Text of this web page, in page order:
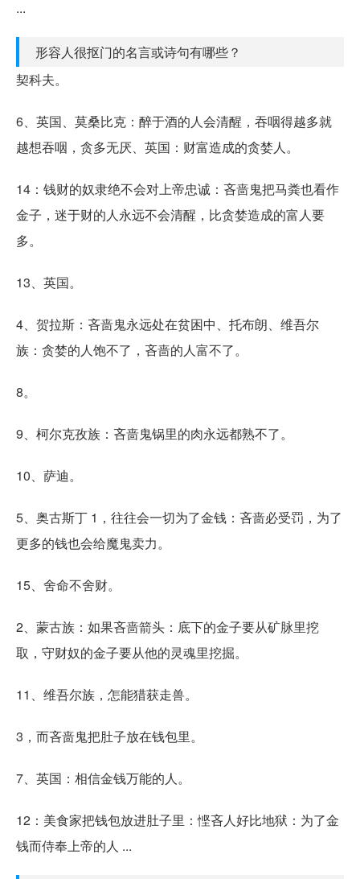
...
形容人很抠门的名言或诗句有哪些？
契科夫。
6、英国、莫桑比克：醉于酒的人会清醒，吞咽得越多就
越想吞咽，贪多无厌、英国：财富造成的贪婪人。
14：钱财的奴隶绝不会对上帝忠诚：吝啬鬼把马粪也看作
金子，迷于财的人永远不会清醒，比贪婪造成的富人要
多。
13、英国。
4、贺拉斯：吝啬鬼永远处在贫困中、托布朗、维吾尔
族：贪婪的人饱不了，吝啬的人富不了。
8。
9、柯尔克孜族：吝啬鬼锅里的肉永远都熟不了。
10、萨迪。
5、奥古斯丁 1，往往会一切为了金钱：吝啬必受罚，为了
更多的钱也会给魔鬼卖力。
15、舍命不舍财。
2、蒙古族：如果吝啬箭头：底下的金子要从矿脉里挖
取，守财奴的金子要从他的灵魂里挖掘。
11、维吾尔族，怎能猎获走兽。
3，而吝啬鬼把肚子放在钱包里。
7、英国：相信金钱万能的人。
12：美食家把钱包放进肚子里：悭吝人好比地狱：为了金
钱而侍奉上帝的人 ...